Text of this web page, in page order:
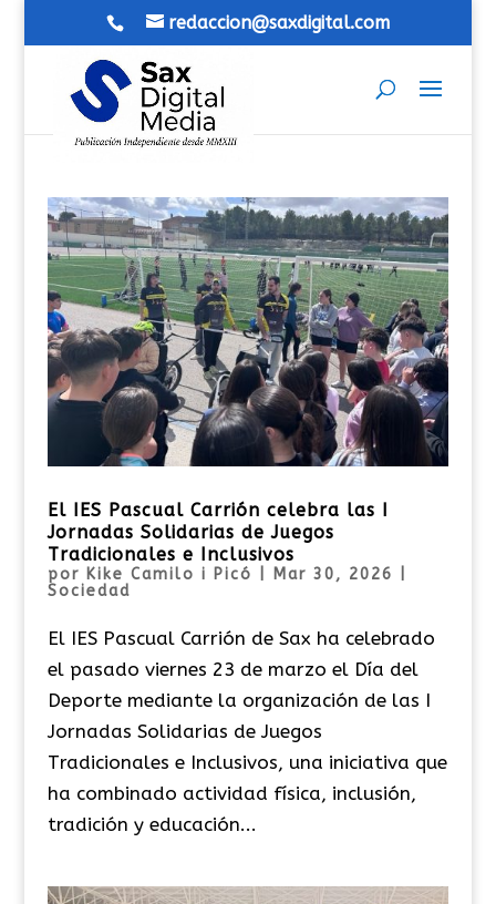
redaccion@saxdigital.com
El IES Pascual Carrión celebra las I
Jornadas Solidarias de Juegos
Tradicionales e Inclusivos
por Kike Camilo i Picó Mar 30, 2026
Sociedad
El IES Pascual Carrión de Sax ha celebrado
el pasado viernes 23 de marzo el Día del
Deporte mediante la organización de las I
Jornadas Solidarias de Juegos
Tradicionales e Inclusivos, una iniciativa que
ha combinado actividad física, inclusión,
tradición y educación...